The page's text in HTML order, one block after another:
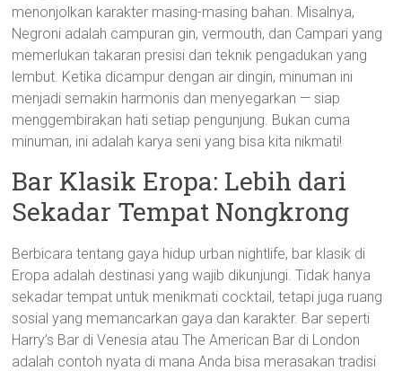
menonjolkan karakter masing-masing bahan. Misalnya,
Negroni adalah campuran gin, vermouth, dan Campari yang
memerlukan takaran presisi dan teknik pengadukan yang
lembut. Ketika dicampur dengan air dingin, minuman ini
menjadi semakin harmonis dan menyegarkan — siap
menggembirakan hati setiap pengunjung. Bukan cuma
minuman, ini adalah karya seni yang bisa kita nikmati!
Bar Klasik Eropa: Lebih dari
Sekadar Tempat Nongkrong
Berbicara tentang gaya hidup urban nightlife, bar klasik di
Eropa adalah destinasi yang wajib dikunjungi. Tidak hanya
sekadar tempat untuk menikmati cocktail, tetapi juga ruang
sosial yang memancarkan gaya dan karakter. Bar seperti
Harry’s Bar di Venesia atau The American Bar di London
adalah contoh nyata di mana Anda bisa merasakan tradisi